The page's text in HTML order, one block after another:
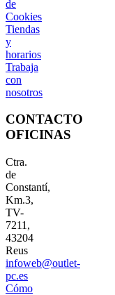
de
Cookies
Tiendas
y
horarios
Trabaja
con
nosotros
CONTACTO
OFICINAS
Ctra.
de
Constantí,
Km.3,
TV-
7211,
43204
Reus
infoweb@outlet-
pc.es
Cómo